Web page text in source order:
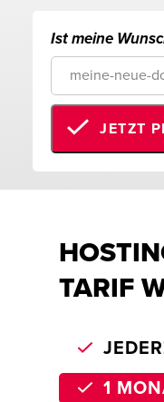
Ist meine
JETZT
TARIF
1